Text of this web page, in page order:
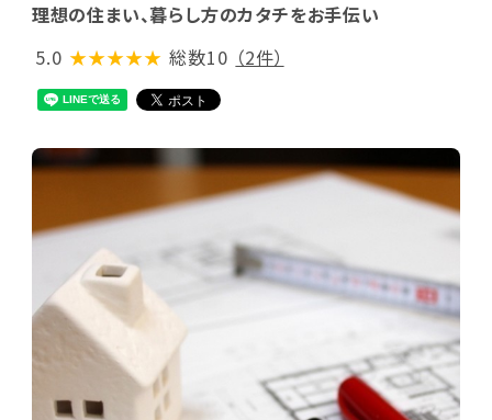
理想の住まい、暮らし方のカタチをお手伝い
5.0 ★★★★★ 総数10 （2件）